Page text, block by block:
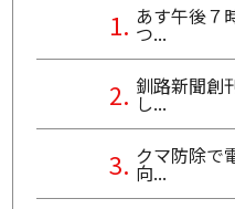
あす午後７
つ...
釧路新聞創
し...
クマ防除
向...